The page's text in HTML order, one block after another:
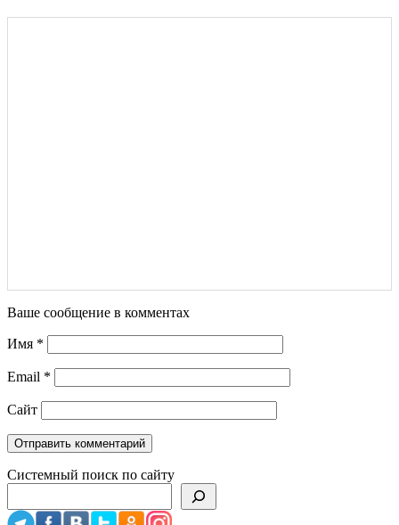
Ваше сообщение в комментах
Имя *
Email *
Сайт
Системный поиск по сайту